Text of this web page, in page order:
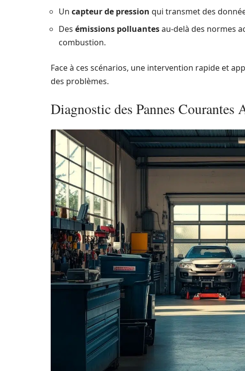
Un capteur de pression qui transmet des
Des émissions polluantesau-delà des normes
combustion.
Face à ces scénarios, une intervention rapide et
des problèmes.
Diagnostic des Pannes Courantes